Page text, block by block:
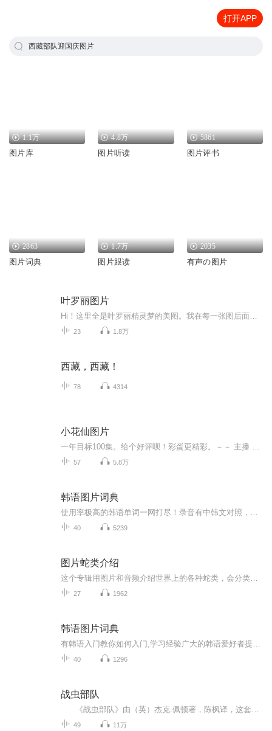
打开APP
西藏部队迎国庆图片
1.1万
图片库
4.8万
图片听读
5861
图片评书
2863
图片词典
1.7万
图片跟读
2035
有声の图片
叶罗丽图片
23 1.8万
西藏，西藏！
78 4314
小花仙图片
57 5.8万
韩语图片词典
40 5239
图片蛇类介绍
27 1962
韩语图片词典
40 1296
战虫部队
49 11万